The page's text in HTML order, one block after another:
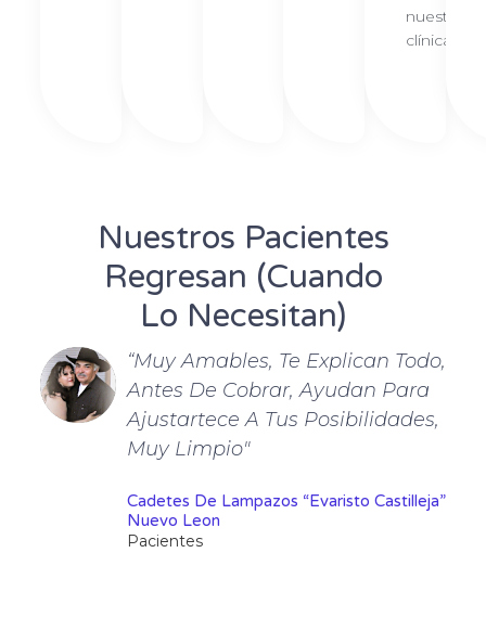
nuestra
clínica.
Nuestros Pacientes
Regresan (cuando
Lo Necesitan)
“Muy Amables, Te Explican Todo,
Antes De Cobrar, Ayudan Para
Ajustartece A Tus Posibilidades,
Muy Limpio"
Cadetes De Lampazos “Evaristo Castilleja”
Nuevo Leon
Pacientes